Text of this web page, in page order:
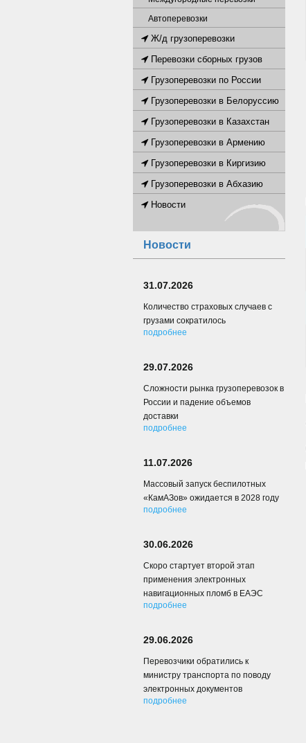
Автоперевозки
Ж/д грузоперевозки
Перевозки сборных грузов
Грузоперевозки по России
Грузоперевозки в Белоруссию
Грузоперевозки в Казахстан
Грузоперевозки в Армению
Грузоперевозки в Киргизию
Грузоперевозки в Абхазию
Новости
Новости
31.07.2026
Количество страховых случаев с
грузами сократилось
подробнее
29.07.2026
Сложности рынка грузоперевозок в
России и падение объемов
доставки
подробнее
11.07.2026
Массовый запуск беспилотных
«КамАЗов» ожидается в 2028 году
подробнее
30.06.2026
Скоро стартует второй этап
применения электронных
навигационных пломб в ЕАЭС
подробнее
29.06.2026
Перевозчики обратились к
министру транспорта по поводу
электронных документов
подробнее